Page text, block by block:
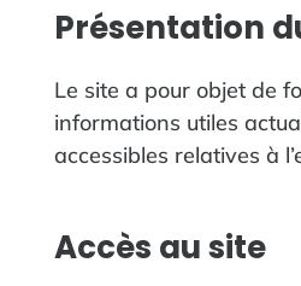
‍Présentation
Le site a pour objet de
informations utiles
accessibles relatives à
Accès au site